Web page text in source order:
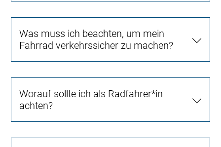
Was muss ich beachten, um mein
Fahrrad verkehrssicher zu machen?
Worauf sollte ich als Radfahrer*in
achten?